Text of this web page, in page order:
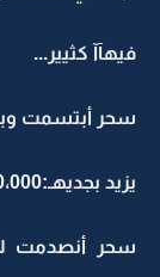
فيهآآ كثيير...
سحر أبتسمت
يزيد بجديهـ:20،000...
سحر أنصدمت